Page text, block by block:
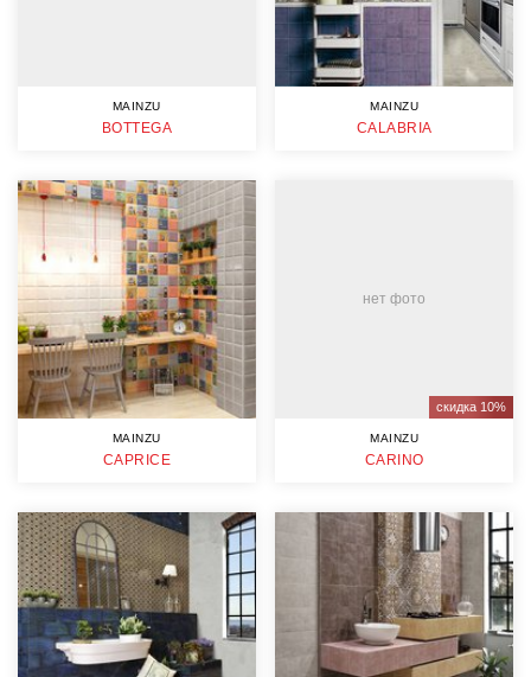
MAINZU
BOTTEGA
MAINZU
CALABRIA
MAINZU
CAPRICE
нет фото
скидка 10%
MAINZU
CARINO